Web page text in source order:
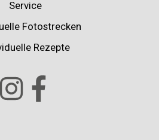
Service
Fotostrecken
Rezepte